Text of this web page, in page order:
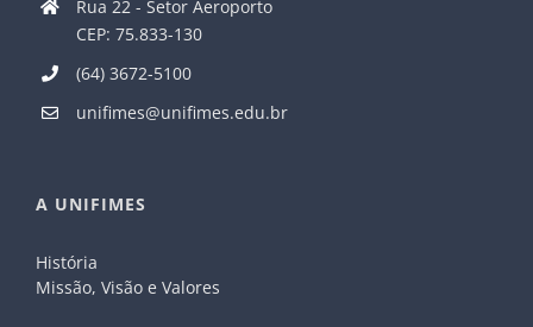
Rua 22 - Setor Aeroporto
CEP: 75.833-130
(64) 3672-5100
unifimes@unifimes.edu.br
A UNIFIMES
História
Missão, Visão e Valores